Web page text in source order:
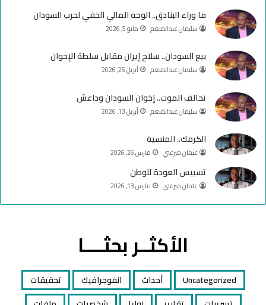
ك
u
b
e
م
ما وراء البنادق.. الوجه المالي الخفي لحرب السودان
سليمان عبدالمنعم مايو 5, 2026
بيع السودان.. سلاح إيران مقابل سلطة الإخوان
سليمان عبدالمنعم أبريل 25, 2026
تحالف الموت.. إخوان السودان وداعش
سليمان عبدالمنعم أبريل 13, 2026
الكرمك.. المنسية
عثمان ميرغني مارس 26, 2026
تسييس العودة للوطن
عثمان ميرغني مارس 13, 2026
الأكثــر بحثــــا
Uncategorized أحداث انفوجرافيك
تحقيقات